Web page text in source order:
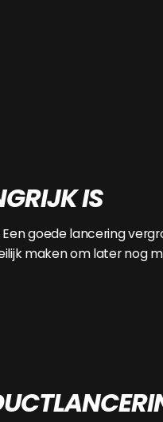
IS
goede lancering
maken om later nog